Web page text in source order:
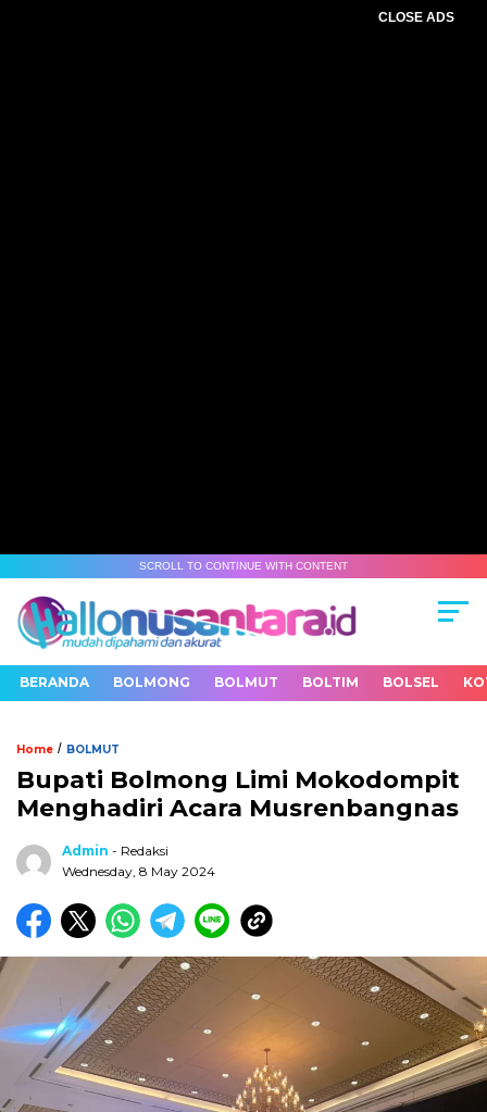
CLOSE ADS
SCROLL TO CONTINUE WITH CONTENT
BERANDA BOLMONG BOLMUT BOLTIM BOLSEL
Home / BOLMUT
Bupati Bolmong Limi Mokodompit
Menghadiri Acara Musrenbangnas
Admin - Redaksi
Wednesday, 8 May 2024